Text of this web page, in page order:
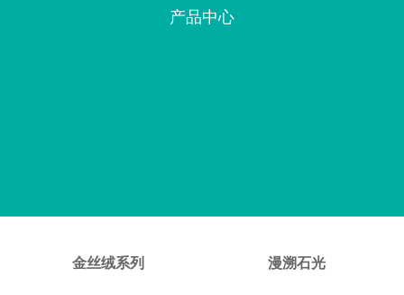
产品中心
金丝绒系列 漫溯石光